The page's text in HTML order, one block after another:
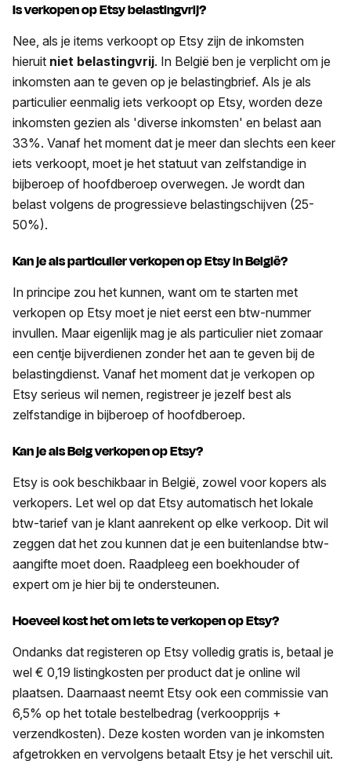
Is verkopen op Etsy belastingvrij?
Nee, als je items verkoopt op Etsy zijn de inkomsten
hieruit niet belastingvrij. In België ben je verplicht om je
inkomsten aan te geven op je belastingbrief. Als je als
particulier eenmalig iets verkoopt op Etsy, worden deze
inkomsten gezien als 'diverse inkomsten' en belast aan
33%. Vanaf het moment dat je meer dan slechts een keer
iets verkoopt, moet je het statuut van zelfstandige in
bijberoep of hoofdberoep overwegen. Je wordt dan
belast volgens de progressieve belastingschijven (25-
50%).
Kan je als particulier verkopen op Etsy in België?
In principe zou het kunnen, want om te starten met
verkopen op Etsy moet je niet eerst een btw-nummer
invullen. Maar eigenlijk mag je als particulier niet zomaar
een centje bijverdienen zonder het aan te geven bij de
belastingdienst. Vanaf het moment dat je verkopen op
Etsy serieus wil nemen, registreer je jezelf best als
zelfstandige in bijberoep of hoofdberoep.
Kan je als Belg verkopen op Etsy?
Etsy is ook beschikbaar in België, zowel voor kopers als
verkopers. Let wel op dat Etsy automatisch het lokale
btw-tarief van je klant aanrekent op elke verkoop. Dit wil
zeggen dat het zou kunnen dat je een buitenlandse btw-
aangifte moet doen. Raadpleeg een boekhouder of
expert om je hier bij te ondersteunen.
Hoeveel kost het om iets te verkopen op Etsy?
Ondanks dat registeren op Etsy volledig gratis is, betaal je
wel € 0,19 listingkosten per product dat je online wil
plaatsen. Daarnaast neemt Etsy ook een commissie van
6,5% op het totale bestelbedrag (verkoopprijs +
verzendkosten). Deze kosten worden van je inkomsten
afgetrokken en vervolgens betaalt Etsy je het verschil uit.